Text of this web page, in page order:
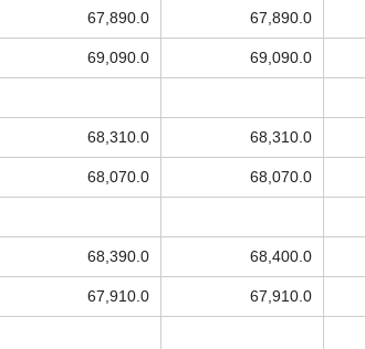
67,890.0 67,890.0
69,090.0 69,090.0
68,310.0 68,310.0
68,070.0 68,070.0
68,390.0 68,400.0
67,910.0 67,910.0